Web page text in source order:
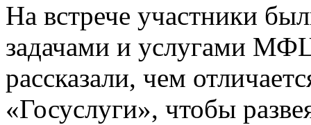
На встрече участники
задачами и услугами
рассказали, чем
«Госуслуги», чтобы